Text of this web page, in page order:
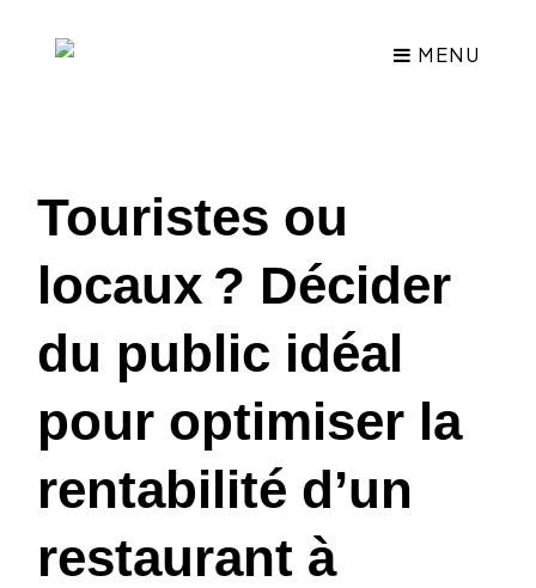
MENU
Touristes ou
locaux ? Décider
du public idéal
pour optimiser la
rentabilité d’un
restaurant à